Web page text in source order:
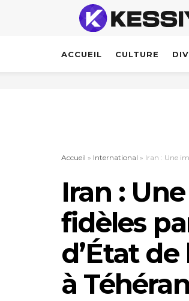
ACCUEIL CULTURE
Accueil » International » Iran : Une
Iran :
fidèles
d’État
à Téhéran